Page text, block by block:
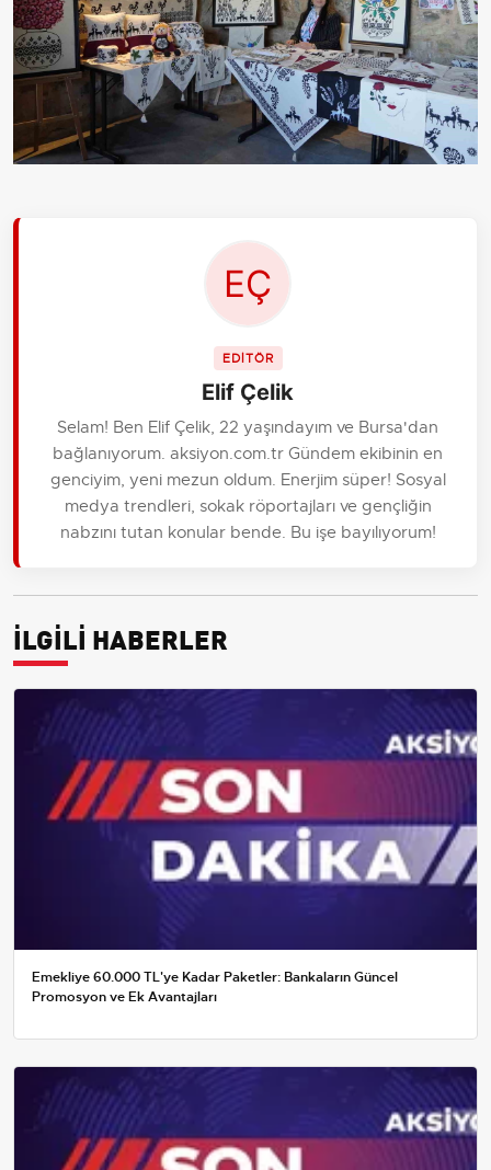
EDİTÖR
Elif Çelik
Selam! Ben Elif Çelik, 22 yaşındayım ve Bursa'dan
bağlanıyorum. aksiyon.com.tr Gündem ekibinin en
genciyim, yeni mezun oldum. Enerjim süper! Sosyal
medya trendleri, sokak röportajları ve gençliğin
nabzını tutan konular bende. Bu işe bayılıyorum!
İLGİLİ HABERLER
Emekliye 60.000 TL'ye Kadar Paketler: Bankaların Güncel
Promosyon ve Ek Avantajları